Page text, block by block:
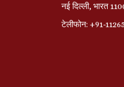
नई दिल्ली, भारत
टेलीफोन: +91-